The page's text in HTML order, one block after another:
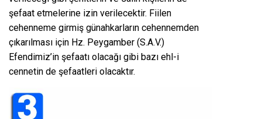
şefaat etmelerine izin verilecektir. Fiilen
cehenneme girmiş günahkarların cehennemden
çıkarılması için Hz. Peygamber (S.A.V.)
Efendimiz’in şefaatı olacağı gibi bazı ehl-i
cennetin de şefaatleri olacaktır.